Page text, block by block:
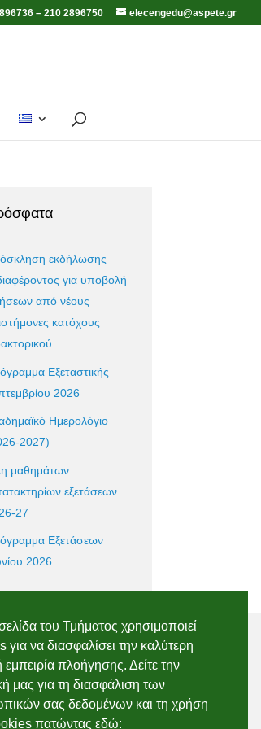
– 210 2896750 elecengedu@aspete.gr
εκδήλωσης
για υποβολή
από νέους
κατόχους
Εξεταστικής
2026
Ημερολόγιο
2027)
μαθημάτων
εξετάσεων
27
Εξετάσεων
2026
Αμαρούσιο Αττικής
Attiki
του Τμήματος χρησιμοποιεί
για να διασφαλίσει την καλύτερη
εμπειρία πλοήγησης. Δείτε την
μας για τη διασφάλιση των
σας δεδομένων και τη χρήση
πατώντας εδώ: